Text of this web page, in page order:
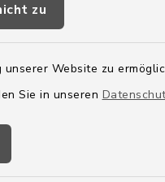
zu
Website zu
Sie in unseren